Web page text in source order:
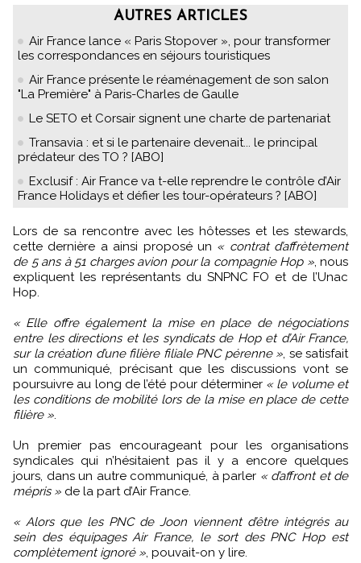
AUTRES ARTICLES
Air France lance « Paris Stopover », pour transformer
les correspondances en séjours touristiques
Air France présente le réaménagement de son salon
"La Première" à Paris-Charles de Gaulle
Le SETO et Corsair signent une charte de partenariat
Transavia : et si le partenaire devenait... le principal
prédateur des TO ? [ABO]
Exclusif : Air France va t-elle reprendre le contrôle d’Air
France Holidays et défier les tour-opérateurs ? [ABO]
Lors de sa rencontre avec les hôtesses et les stewards,
cette dernière a ainsi proposé un « contrat d’affrètement
de 5 ans à 51 charges avion pour la compagnie Hop », nous
expliquent les représentants du SNPNC FO et de l’Unac
Hop.
« Elle offre également la mise en place de négociations
entre les directions et les syndicats de Hop et d’Air France,
sur la création d’une filière filiale PNC pérenne » , se satisfait
un communiqué, précisant que les discussions vont se
poursuivre au long de l’été pour déterminer « le volume et
les conditions de mobilité lors de la mise en place de cette
filière »
Un premier pas encourageant pour les organisations
syndicales qui n’hésitaient pas il y a encore quelques
jours, dans un autre communiqué, à parler « d’affront et de
mépris » de la part d’Air France.
« Alors que les PNC de Joon viennent d’être intégrés au
sein des équipages Air France, le sort des PNC Hop est
complètement ignoré » , pouvait-on y lire.